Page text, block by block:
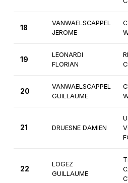
18
VANWAELSCAPPEL
JEROME
19
LEONARDI
FLORIAN
20
VANWAELSCAPPEL
GUILLAUME
21 DRUESNE DAMIEN
22
LOGEZ
GUILLAUME